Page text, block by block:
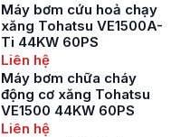
Máy bơm cứu hoả chạy
xăng Tohatsu VE1500A-
Ti 44KW 60PS
Liên hệ
Máy bơm chữa cháy
động cơ xăng Tohatsu
VE1500 44KW 60PS
Liên hệ